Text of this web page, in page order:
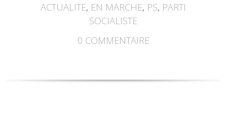
ACTUALITE, EN MARCHE, PS, PARTI
SOCIALISTE
0 COMMENTAIRE